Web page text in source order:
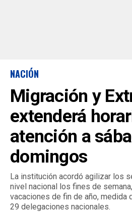
NACIÓN
Migración y
extenderá
atención a
domingos
La institución acordó agilizar los
nivel nacional los fines de
vacaciones de fin de año, medida
29 delegaciones nacionales.